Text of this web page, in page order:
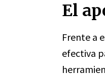
El
Frente a
efectiva